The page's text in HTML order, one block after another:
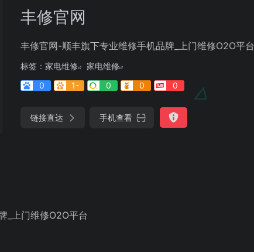
丰修官网
丰修官网-顺丰旗下专业维修手机品牌_上门维修O2O平台
标签： 家电维修
家电维修
0
1- 0 0 0
链接直达 手机查看
_上门维修O2O平台